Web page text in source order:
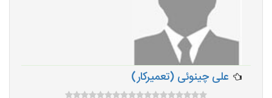
علی چینوئی (تعمیرکار)